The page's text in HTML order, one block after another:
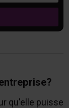
qu'elle puisse